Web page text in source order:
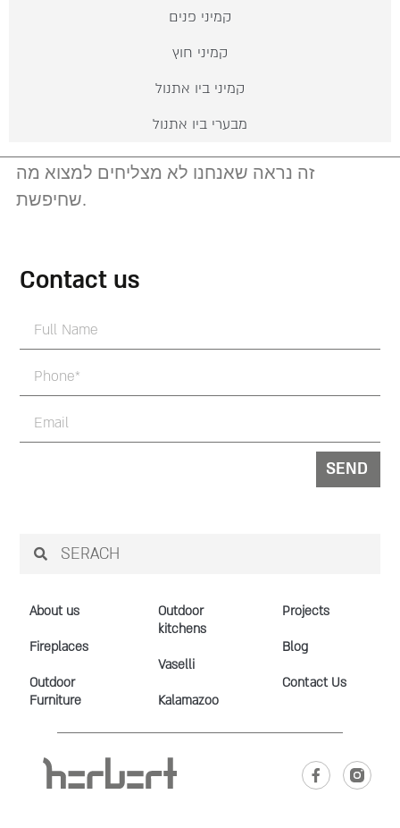
קמיני פנים
קמיני חוץ
קמיני ביו אתנול
מבערי ביו אתנול
זה נראה שאנחנו לא מצליחים למצוא מה
שחיפשת.
Contact us
SEND
About us
Fireplaces
Outdoor
Furniture
Outdoor
kitchens
Vaselli
Kalamazoo
Projects
Blog
Contact Us